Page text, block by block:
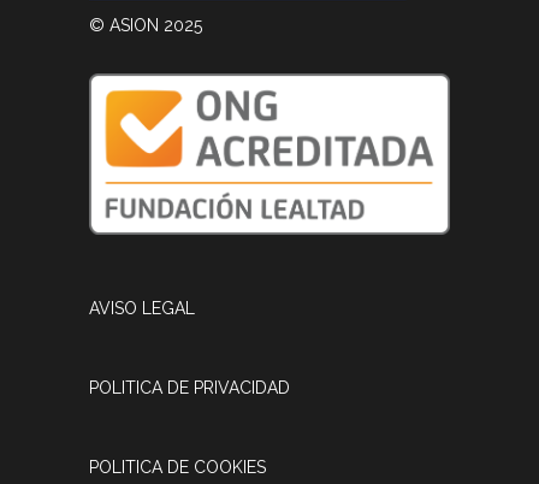
© ASION 2025
AVISO LEGAL
POLITICA DE PRIVACIDAD
POLITICA DE COOKIES